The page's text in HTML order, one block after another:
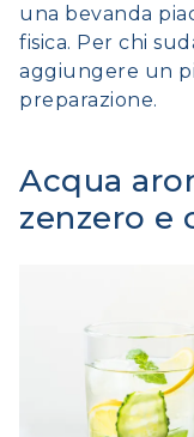
una bevanda
fisica. Per chi
aggiungere un
preparazione.
Acqua
zenzero e